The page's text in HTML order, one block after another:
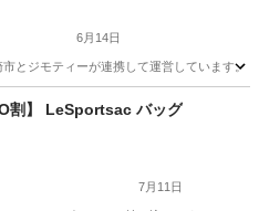
6月14日
市とジモティーが連携して運営していま
ース
割】 LeSportsac バッグ
7月11日